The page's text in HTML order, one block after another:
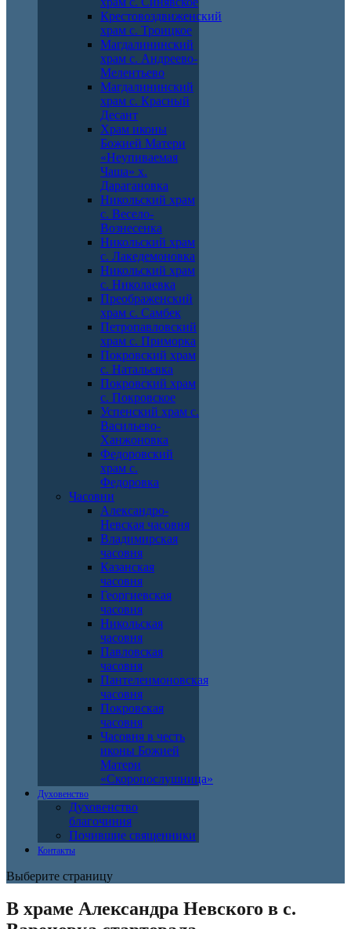
Крестовоздвиженский
храм с. Троицкое
Магдалининский
храм с. Андреево-
Мелентьево
Магдалининский
храм с. Красный
Десант
Храм иконы
Божией Матери
«Неупиваемая
Чаша» х.
Дарагановка
Никольский храм
с. Весело-
Вознесенка
Никольский храм
с. Лакедемоновка
Никольский храм
с. Николаевка
Преображенский
храм с. Самбек
Петропавловский
храм с. Приморка
Покровский храм
с. Натальевка
Покровский храм
с. Покровское
Успенский храм с.
Васильево-
Ханжоновка
Федоровский
храм с.
Федоровка
Часовни
Александро-
Невская часовня
Владимирская
часовня
Казанская
часовня
Георгиевская
часовня
Никольская
часовня
Павловская
часовня
Пантелеимоновская
часовня
Покровская
часовня
Часовня в честь
иконы Божией
Матери
«Скоропослушница»
Духовенство
Духовенство
благочиния
Почившие священники
Контакты
Выберите страницу
В храме Александра Невского в с.